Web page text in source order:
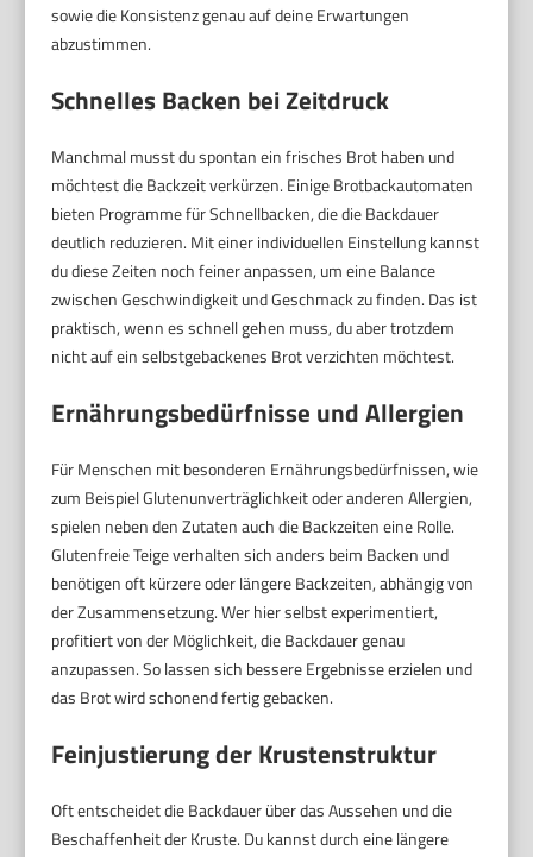
sowie die Konsistenz genau auf deine Erwartungen
abzustimmen.
Schnelles Backen bei Zeitdruck
Manchmal musst du spontan ein frisches Brot haben und
möchtest die Backzeit verkürzen. Einige Brotbackautomaten
bieten Programme für Schnellbacken, die die Backdauer
deutlich reduzieren. Mit einer individuellen Einstellung kannst
du diese Zeiten noch feiner anpassen, um eine Balance
zwischen Geschwindigkeit und Geschmack zu finden. Das ist
praktisch, wenn es schnell gehen muss, du aber trotzdem
nicht auf ein selbstgebackenes Brot verzichten möchtest.
Ernährungsbedürfnisse und Allergien
Für Menschen mit besonderen Ernährungsbedürfnissen, wie
zum Beispiel Glutenunverträglichkeit oder anderen Allergien,
spielen neben den Zutaten auch die Backzeiten eine Rolle.
Glutenfreie Teige verhalten sich anders beim Backen und
benötigen oft kürzere oder längere Backzeiten, abhängig von
der Zusammensetzung. Wer hier selbst experimentiert,
profitiert von der Möglichkeit, die Backdauer genau
anzupassen. So lassen sich bessere Ergebnisse erzielen und
das Brot wird schonend fertig gebacken.
Feinjustierung der Krustenstruktur
Oft entscheidet die Backdauer über das Aussehen und die
Beschaffenheit der Kruste. Du kannst durch eine längere